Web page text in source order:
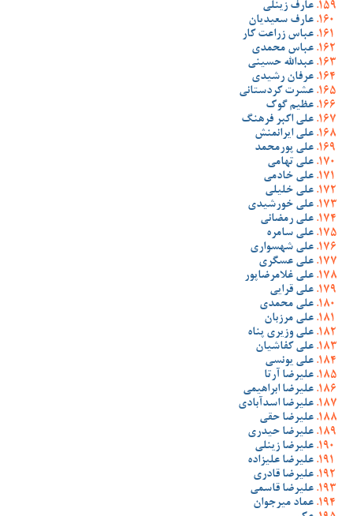
عارف زینلی
عارف سعیدیان
عباس زراعت کار
عباس محمدی
عبدالله حسینی
عرفان رشیدی
عشرت کردستانی
عظیم گوک
علی اکبر فرهنگ
علی ایرانمنش
علی پورمحمد
علی تهامی
علی خادمی
علی خلیلی
علی خورشیدی
علی رمضانی
علی سامره
علی شهسواری
علی عسگری
علی غلامرضاپور
علی قرایی
علی محمدی
علی مرزبان
علی وزیری پناه
علی کفاشیان
علی یونسی
علیرضا آرتا
علیرضا ابراهیمی
علیرضا اسدآبادی
علیرضا حقی
علیرضا حیدری
علیرضا زینلی
علیرضا علیزاده
علیرضا قادری
علیرضا قاسمی
عماد میرجوان